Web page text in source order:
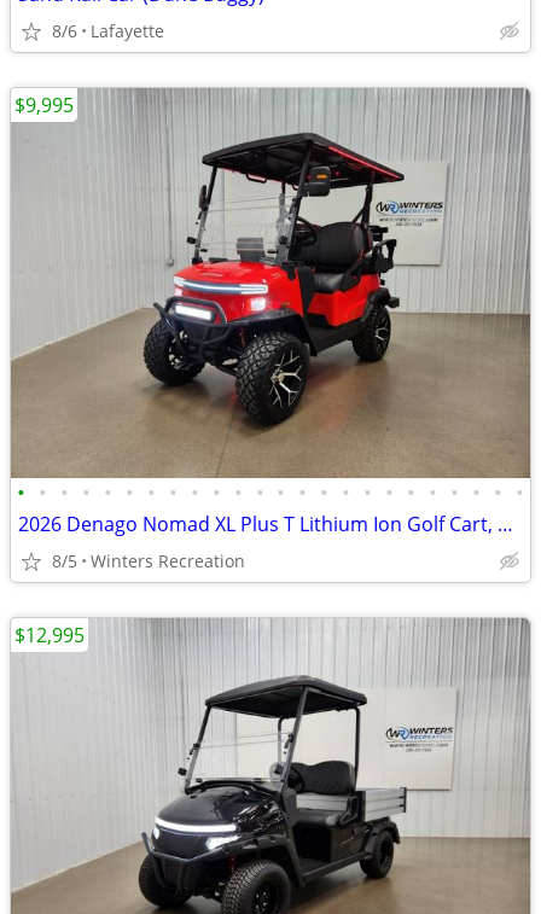
8/6 Lafayette
• • • • • • • • • • • • • • • • • • • • • • • •
2026 Denago Nomad XL Plus T Lithium Ion Golf Cart, Scarlet
8/5 Winters Recreation
$9,995
$12,995